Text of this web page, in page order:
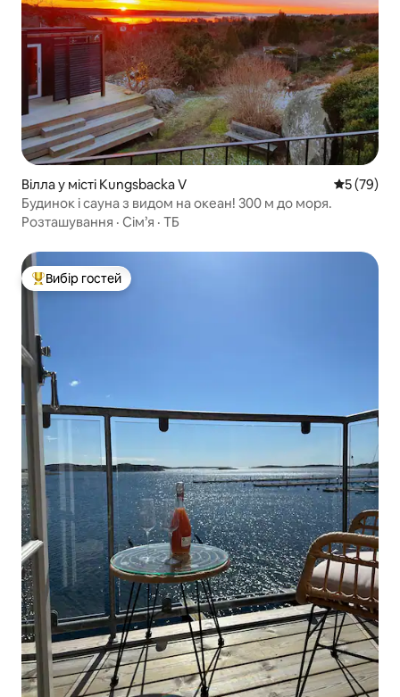
Вілла у місті Kungsbacka V Середня
5 (79)
Будинок і сауна з видом на океан! 300 м до моря.
Розташування · Сім’я · ТБ
Топ вибір гостей
Вибір гостей